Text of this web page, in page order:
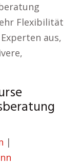
Flexibilität
aus,
|